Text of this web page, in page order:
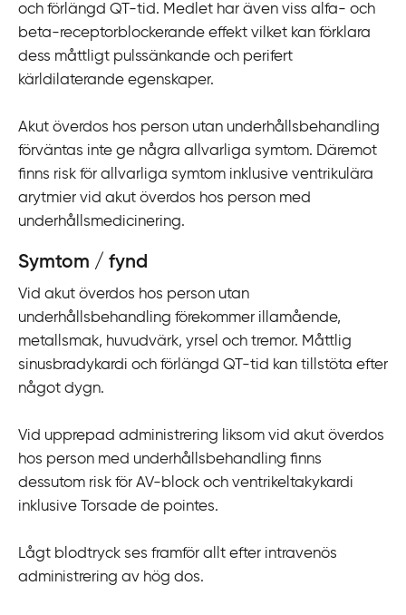
och förlängd QT-tid. Medlet har även viss alfa- och
beta-receptorblockerande effekt vilket kan förklara
dess måttligt pulssänkande och perifert
kärldilaterande egenskaper.
Akut överdos hos person utan underhållsbehandling
förväntas inte ge några allvarliga symtom. Däremot
finns risk för allvarliga symtom inklusive ventrikulära
arytmier vid akut överdos hos person med
underhållsmedicinering.
Symtom / fynd
Vid akut överdos hos person utan
underhållsbehandling förekommer illamående,
metallsmak, huvudvärk, yrsel och tremor. Måttlig
sinusbradykardi och förlängd QT-tid kan tillstöta efter
något dygn.
Vid upprepad administrering liksom vid akut överdos
hos person med underhållsbehandling finns
dessutom risk för AV-block och ventrikeltakykardi
inklusive Torsade de pointes.
Lågt blodtryck ses framför allt efter intravenös
administrering av hög dos.